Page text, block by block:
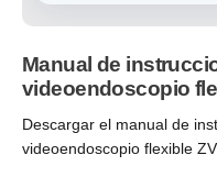
Manual de
videoendoscopio
Descargar el manual de
videoendoscopio flexible